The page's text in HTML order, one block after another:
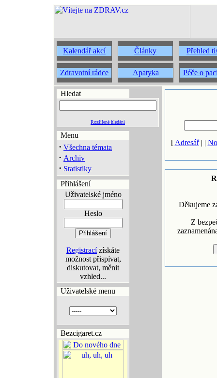
Kalendář akcí Články Přehled
Zdravotní rádce Apatyka Péče o
Hledat
Rozšířené hledání
Menu
· Všechna témata
· Archiv
· Statistiky
Přihlášení
Uživatelské jméno
Heslo
Registracízískáte
možnost přispívat,
diskutovat, měnit
vzhled...
Uživatelské menu
Bezcigaret.cz
[ Adresář| |
Děkujeme
Z